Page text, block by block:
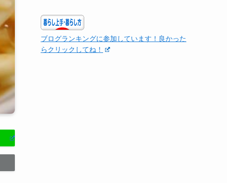
ブログランキングに参加しています！良かった
らクリックしてね！